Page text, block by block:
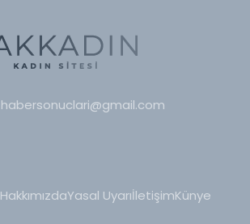
habersonuclari@gmail.com
HakkımızdaYasal UyarıİletişimKünye